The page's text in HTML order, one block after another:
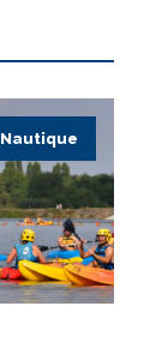
Nautique